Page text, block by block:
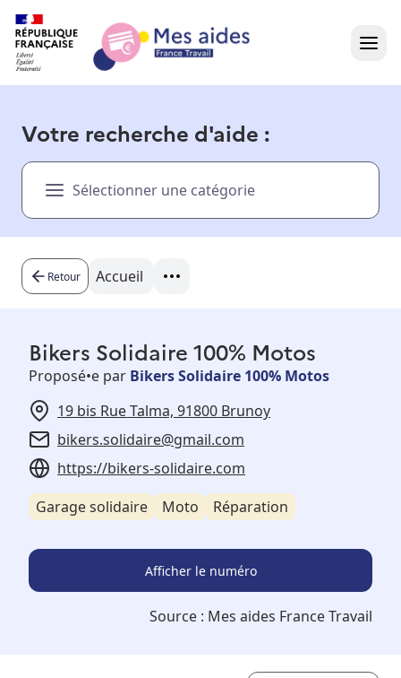
Présentation vidéo
Besoin d'aide ?
Votre recherche d'aide :
Sélectionner une catégorie
Retour Accueil
Bikers Solidaire 100% Motos
Proposé•e par Bikers Solidaire 100% Motos
19 bis Rue Talma, 91800 Brunoy
bikers.solidaire@gmail.com
https://bikers-solidaire.com
Garage solidaire
Moto Réparation
Afficher le numéro
Source : Mes aides France Travail